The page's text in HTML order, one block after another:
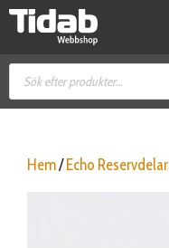
Hoppa
Produktsökning
Hem/ Echo Reservdelar